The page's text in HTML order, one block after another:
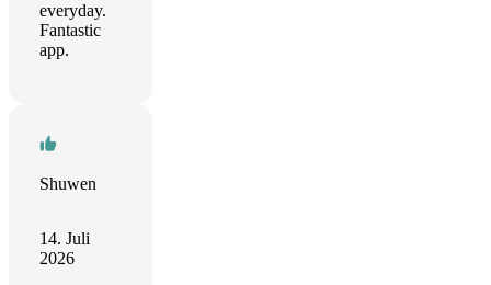
everyday.
Fantastic
app.
Shuwen
14. Juli
2026